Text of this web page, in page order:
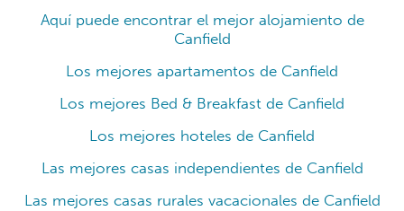
Aquí puede encontrar el mejor alojamiento de
Canfield
Los mejores apartamentos de Canfield
Los mejores Bed & Breakfast de Canfield
Los mejores hoteles de Canfield
Las mejores casas independientes de Canfield
Las mejores casas rurales vacacionales de Canfield